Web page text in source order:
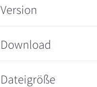
Version
Download
Dateigröße